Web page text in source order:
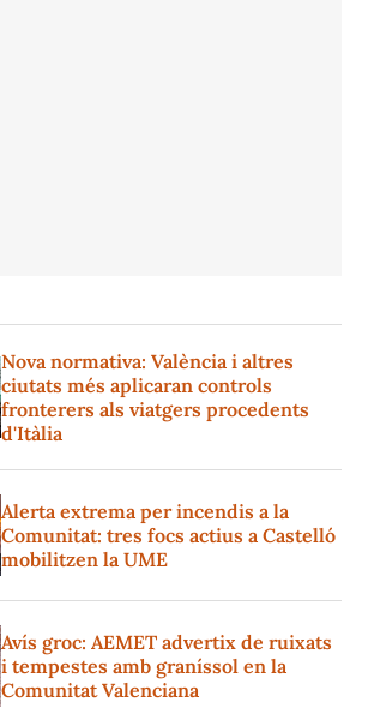
Nova normativa: València i altres
ciutats més aplicaran controls
fronterers als viatgers procedents
d'Itàlia
Alerta extrema per incendis a la
Comunitat: tres focs actius a Castelló
mobilitzen la UME
Avís groc: AEMET advertix de ruixats
i tempestes amb graníssol en la
Comunitat Valenciana